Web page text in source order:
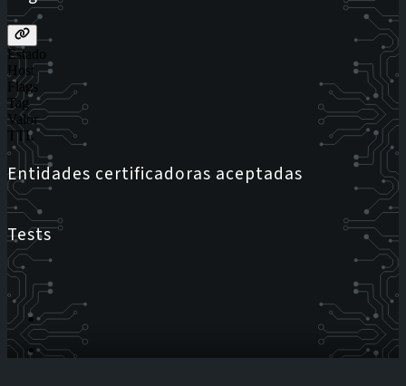
Estado
Host
Flags
Tag
Valor
TTL
Entidades certificadoras aceptadas
Tests